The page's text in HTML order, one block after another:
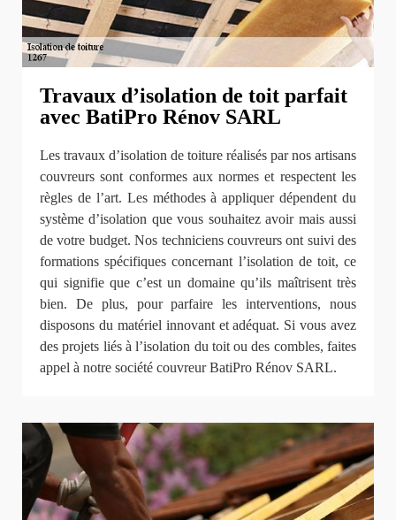
Travaux d’isolation de toit parfait
avec BatiPro Rénov SARL
Les travaux d’isolation de toiture réalisés par nos artisans
couvreurs sont conformes aux normes et respectent les
règles de l’art. Les méthodes à appliquer dépendent du
système d’isolation que vous souhaitez avoir mais aussi
de votre budget. Nos techniciens couvreurs ont suivi des
formations spécifiques concernant l’isolation de toit, ce
qui signifie que c’est un domaine qu’ils maîtrisent très
bien. De plus, pour parfaire les interventions, nous
disposons du matériel innovant et adéquat. Si vous avez
des projets liés à l’isolation du toit ou des combles, faites
appel à notre société couvreur BatiPro Rénov SARL.